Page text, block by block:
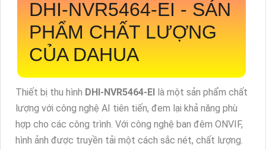
DHI-NVR5464-EI - SẢN
PHẨM CHẤT LƯỢNG
CỦA DAHUA
Thiết bị thu hình DHI-NVR5464-EI
là một sản phẩm chất
lượng với công nghệ AI tiên tiến, đem lại khả năng phù
hợp cho các công trình. Với công nghệ ban đêm ONVIF,
hình ảnh được truyền tải một cách sắc nét, chất lượng.